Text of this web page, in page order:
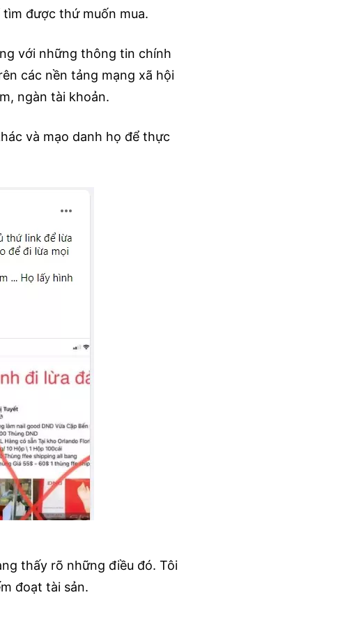
được thứ muốn mua.
với những thông tin chính
các nền tảng mạng xã hội
ngàn tài khoản.
và mạo danh họ để thực
thấy rõ những điều đó. Tôi
đoạt tài sản.